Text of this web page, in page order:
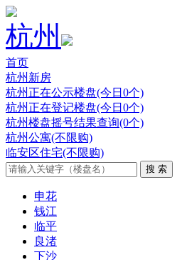
杭州
首页
杭州新房
杭州正在公示楼盘(今日0个)
杭州正在登记楼盘(今日0个)
杭州楼盘摇号结果查询(0个)
杭州公寓(不限购)
临安区住宅(不限购)
申花
钱江
临平
良渚
下沙